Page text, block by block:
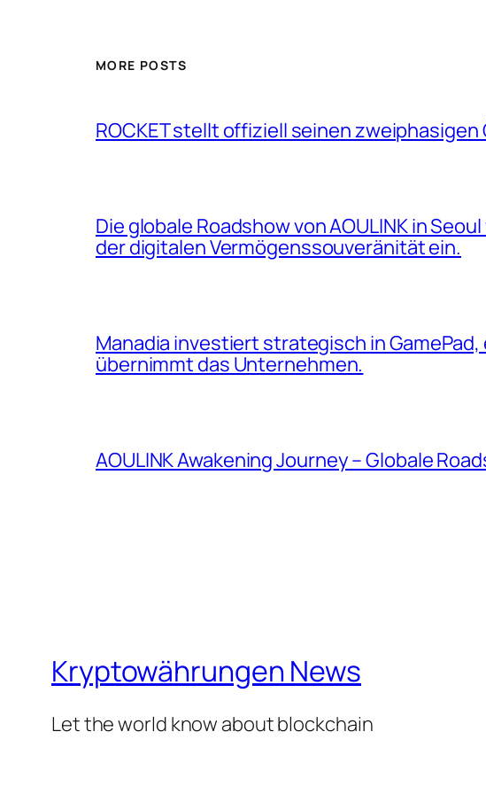
MORE POSTS
ROCKET stellt offiziell seinen
Die globale Roadshow von AOULINK in
der digitalen Vermögenssouveränität ein.
Manadia investiert strategisch in
übernimmt das Unternehmen.
AOULINK Awakening Journey – Globale
Kryptowährungen News
Let the world know about blockchain